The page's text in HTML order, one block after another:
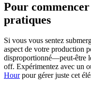
Pour
pratiques
Si vous vous sentez
aspect de votre production
disproportionné—peut-être
off. Expérimentez avec un
Hourpour gérer juste cet